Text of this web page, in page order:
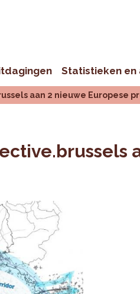
Statistieken en
aan 2 nieuwe Europese